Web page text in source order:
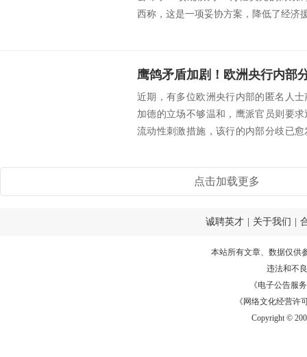
西称，这是一项妥协方案，降低了经济
近期，有多位欧洲央行内部的匿名人
加德的立场不够温和，鹰派官员则要
流动性刺激措施，该行的内部分歧已
点击加载更多
诚聘英才 关于我们
本站所有文章、数据仅供
违法和不
《电子公告服务
《网络文化经营许
Copyright ©